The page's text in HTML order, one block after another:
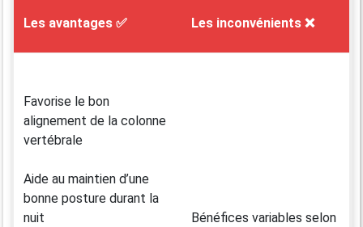
Les avantages ✅ Les inconvénients ❌
Favorise le bon
alignement de la colonne
vertébrale
Aide au maintien d’une
bonne posture durant la
nuit
Bénéfices variables selon